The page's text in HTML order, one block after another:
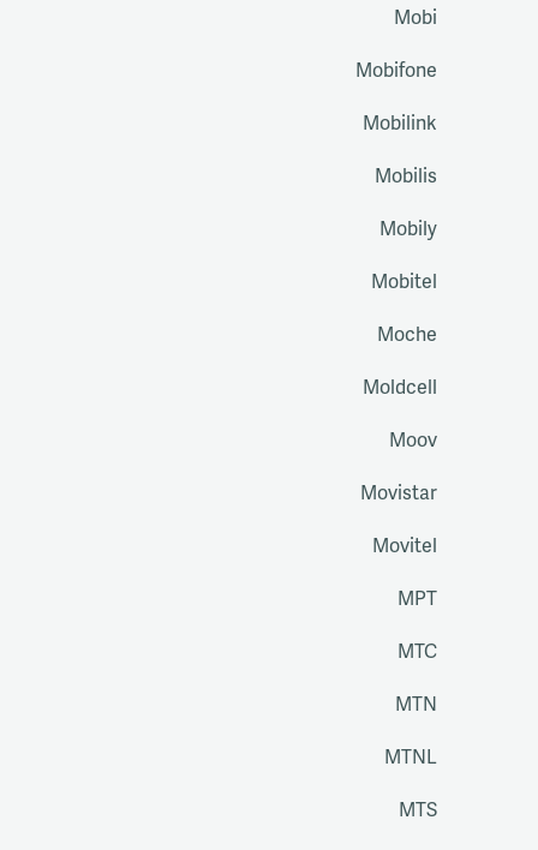
Mobi
Mobifone
Mobilink
Mobilis
Mobily
Mobitel
Moche
Moldcell
Moov
Movistar
Movitel
MPT
MTC
MTN
MTNL
MTS